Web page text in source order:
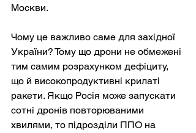
Москви.
Чому це важливо саме для західної
України? Тому що дрони не обмежені
тим самим розрахунком дефіциту,
що й високопродуктивні крилаті
ракети. Якщо Росія може запускати
сотні дронів повторюваними
хвилями, то підрозділи ППО на